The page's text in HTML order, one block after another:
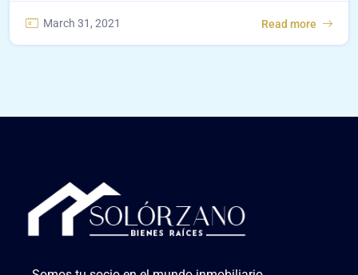
March 31, 2021 Read more